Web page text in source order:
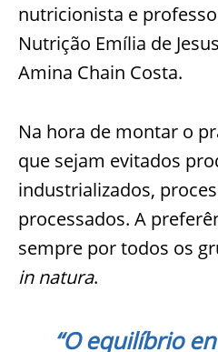
nutricionista e
Nutrição Emília de
Amina Chain Costa.
Na hora de montar o
que sejam evitados
industrializados,
processados. A
sempre por todos os
in natura.
“O equilíbrio